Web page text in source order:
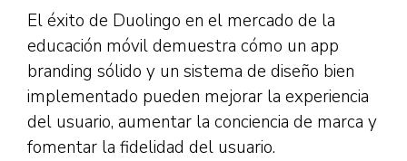
El éxito de Duolingo en el mercado de la
educación móvil demuestra cómo un app
branding sólido y un sistema de diseño bien
implementado pueden mejorar la experiencia
del usuario, aumentar la conciencia de marca y
fomentar la fidelidad del usuario.